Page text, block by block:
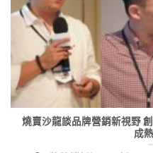
燒賣沙龍談品牌營銷新視野
成